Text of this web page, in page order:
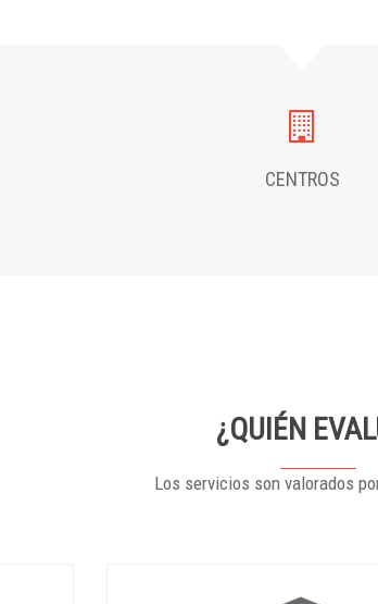
CENTROS
¿QUIÉN
Los servicios son valorados